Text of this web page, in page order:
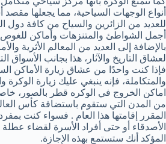
أنواع الوجهات السياحية، مما يجعلها
للعديد من الزائرين والسياح من كافة دول
أجمل الشواطئ والمتنزهات وأماكن للغوص
بالإضافة إلى العديد من المعالم الأثرية
لعشاق التاريخ والآثار، هذا بجانب الأسواق
فإذا كنت واحدًا من عشاق زيارة الأماكن
والمتكاملة، فإنه ينبغي عليك زيارة
اماكن الخروج في الوكره قطر بالصور،
من المدن التي ستقوم باستضافة كأس
المقرر إقامتها هذا العام . فسواء كنت
الأصدقاء أو حتى أفراد الأسرة لقضاء عطلة
المؤكد أنك ستستمع بهذه الإجازة.